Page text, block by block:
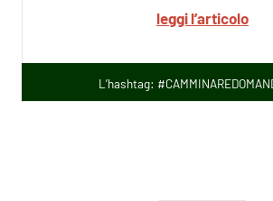
leggi l’articolo
L’hashtag: